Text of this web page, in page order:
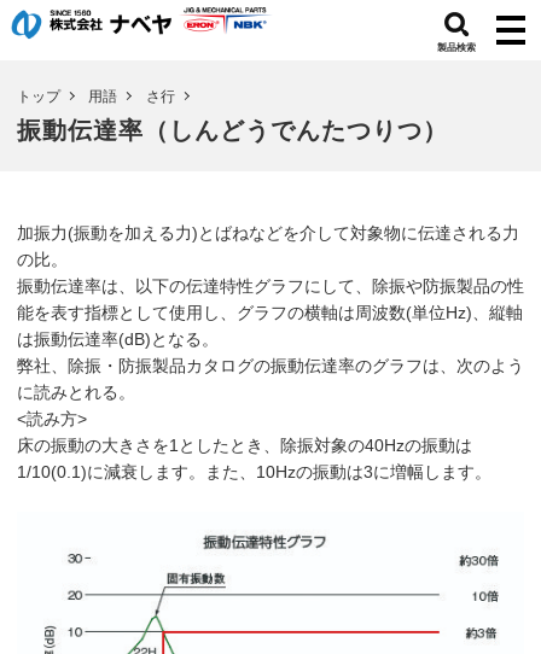
製品検索
トップ 用語 さ行
振動伝達率（しんどうでんたつりつ）
加振力(振動を加える力)とばねなどを介して対象物に伝達される力
の比。
振動伝達率は、以下の伝達特性グラフにして、除振や防振製品の性
能を表す指標として使用し、グラフの横軸は周波数(単位Hz)、縦軸
は振動伝達率(dB)となる。
弊社、除振・防振製品カタログの振動伝達率のグラフは、次のよう
に読みとれる。
<読み方>
床の振動の大きさを1としたとき、除振対象の40Hzの振動は
1/10(0.1)に減衰します。また、10Hzの振動は3に増幅します。